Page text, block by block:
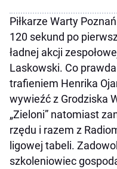
Piłkarze Warty
120 sekund po
ładnej akcji
Laskowski. Co
trafieniem Henrika
wywieźć z Grodziska
„Zieloni” natomiast
rzędu i razem z
ligowej tabeli.
szkoleniowiec